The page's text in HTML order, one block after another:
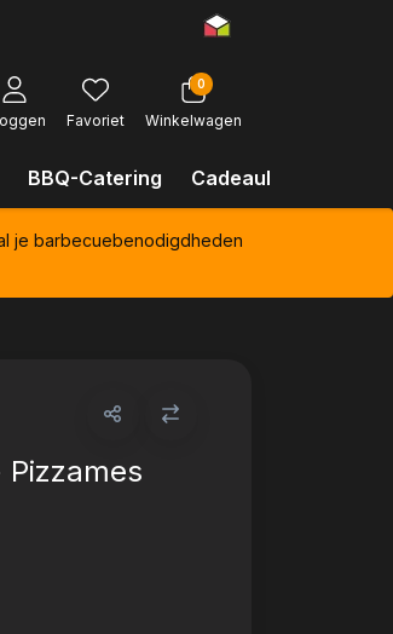
Favoriet
0
Winkelwagen
BBQ-Catering Cadeaubonnen
je barbecuebenodigdheden